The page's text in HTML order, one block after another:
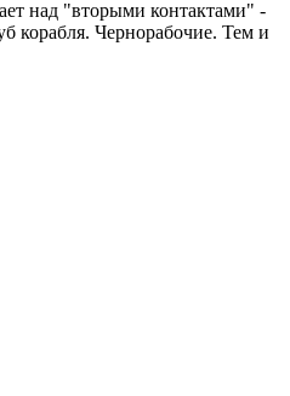
над "вторыми контактами" -
корабля. Чернорабочие. Тем и